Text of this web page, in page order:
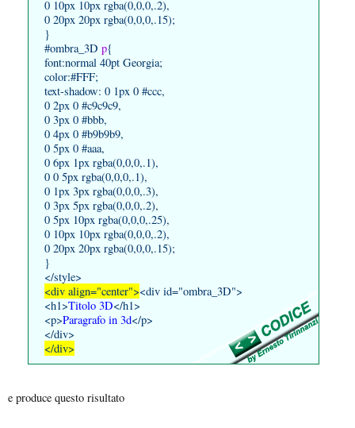
0 10px 10px rgba(0,0,0,.2),
0 20px 20px rgba(0,0,0,.15);
}
#ombra_3D p{
font:normal 40pt Georgia;
color:#FFF;
text-shadow: 0 1px 0 #ccc,
0 2px 0 #c9c9c9,
0 3px 0 #bbb,
0 4px 0 #b9b9b9,
0 5px 0 #aaa,
0 6px 1px rgba(0,0,0,.1),
0 0 5px rgba(0,0,0,.1),
0 1px 3px rgba(0,0,0,.3),
0 3px 5px rgba(0,0,0,.2),
0 5px 10px rgba(0,0,0,.25),
0 10px 10px rgba(0,0,0,.2),
0 20px 20px rgba(0,0,0,.15);
}
</style>
<div align="center"><div id="ombra_3D">
<h1>Titolo 3D</h1>
<p>Paragrafo in 3d</p>
</div>
</div>
e produce questo risultato